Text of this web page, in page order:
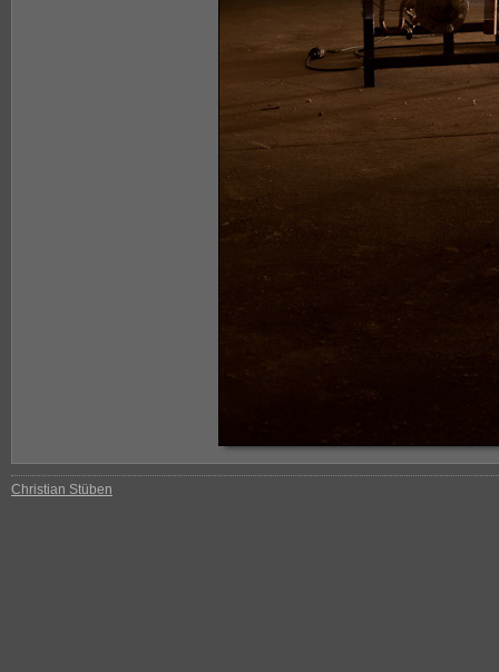
Christian Stüben